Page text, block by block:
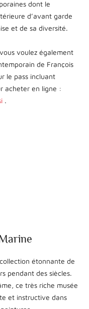
dont le
d’avant garde
et de sa diversité.
voulez également
de François
le pass incluant
acheter en ligne :
.
étonnante de
pendant des siècles.
ce très riche musée
et instructive dans